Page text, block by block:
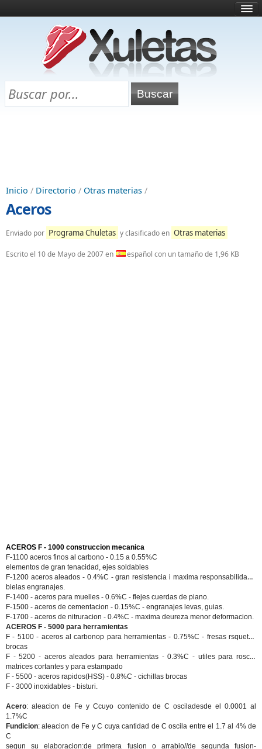
¿Qué es esto?
Directorio
Chuletas para exámenes
Inicio / Directorio / Otras materias /
Aceros
Enviado por Programa Chuletas y clasificado en Otras materias
Escrito el 10 de Mayo de 2007en español con un tamaño de 1,96 KB
ACEROS F - 1000 construccion mecanica
F-1100 aceros finos al carbono - 0.15 a 0.55%C
elementos de gran tenacidad, ejes soldables
F-1200 aceros aleados- 0.4%C - gran resistencia i maxima responsabilidad -
bielas engranajes.
F-1400 - aceros para muelles - 0.6%C - flejes cuerdas de piano.
F-1500 - aceros de cementacion - 0.15%C - engranajes levas, guias.
F-1700 - aceros de nitruracion - 0.4%C - maxima deureza menor deformacion.
ACEROS F - 5000 para herramientas
F - 5100 - aceros al carbonop para herramientas- 0.75%C - fresas rsquetas
brocas
F - 5200 - aceros aleados para herramientas - 0.3%C - utiles para roscar
matrices cortantes y para estampado
F - 5500 - aceros rapidos(HSS) - 0.8%C - cichillas brocas
F - 3000 inoxidables - bisturi.
Acero: aleacion de Fe y Ccuyo contenido de C osciladesde el 0.0001 al
1.7%C
Fundicion: aleacion de Fe y C cuya cantidad de C oscila entre el 1.7 al 4% de
C
segun su elaboracion:de primera fusion o arrabio//de segunda fusion-